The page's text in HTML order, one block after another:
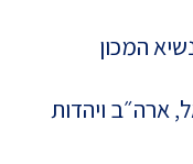
המכון
ארה״ב ויהדות